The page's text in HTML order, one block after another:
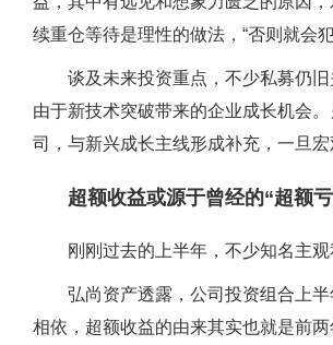
续重仓等待是理性的做法，“否则就
谈及未来投资重点，不少私募仍
由于新技术突破带来的企业成长机会
司，与新兴成长主线形成补充，一旦
超额收益或源于曾经的“超额
刚刚过去的上半年，不少知名主
弘尚资产透露，公司投资组合上
相依，超额收益的由来其实也就是前两